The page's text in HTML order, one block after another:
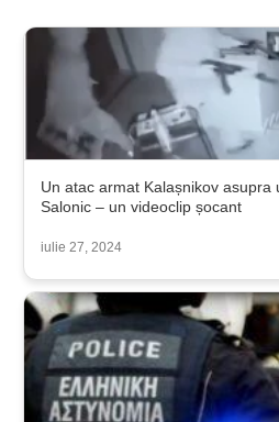
Un atac armat Kalașnikov asupra
Salonic – un videoclip șocant
iulie 27, 2024